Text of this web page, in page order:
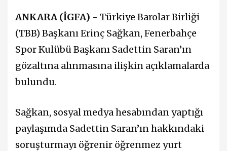
ANKARA (İGFA) - Türkiye Barolar Birliği
(TBB) Başkanı Erinç Sağkan, Fenerbahçe
Spor Kulübü Başkanı Sadettin Saran’ın
gözaltına alınmasına ilişkin açıklamalarda
bulundu.
Sağkan, sosyal medya hesabından yaptığı
paylaşımda Sadettin Saran’ın hakkındaki
soruşturmayı öğrenir öğrenmez yurt